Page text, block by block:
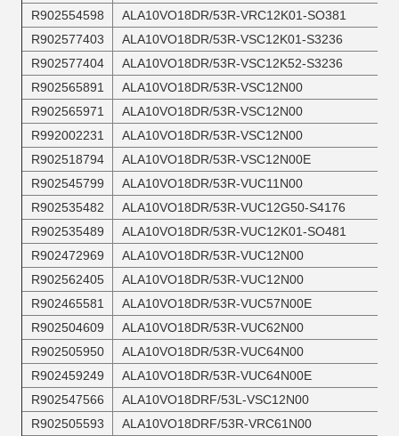
R902554598
ALA10VO18DR/53R-VRC12K01-SO381
R902577403
ALA10VO18DR/53R-VSC12K01-S3236
R902577404
ALA10VO18DR/53R-VSC12K52-S3236
R902565891
ALA10VO18DR/53R-VSC12N00
R902565971
ALA10VO18DR/53R-VSC12N00
R992002231
ALA10VO18DR/53R-VSC12N00
R902518794
ALA10VO18DR/53R-VSC12N00E
R902545799
ALA10VO18DR/53R-VUC11N00
R902535482
ALA10VO18DR/53R-VUC12G50-S4176
R902535489
ALA10VO18DR/53R-VUC12K01-SO481
R902472969
ALA10VO18DR/53R-VUC12N00
R902562405
ALA10VO18DR/53R-VUC12N00
R902465581
ALA10VO18DR/53R-VUC57N00E
R902504609
ALA10VO18DR/53R-VUC62N00
R902505950
ALA10VO18DR/53R-VUC64N00
R902459249
ALA10VO18DR/53R-VUC64N00E
R902547566
ALA10VO18DRF/53L-VSC12N00
R902505593
ALA10VO18DRF/53R-VRC61N00